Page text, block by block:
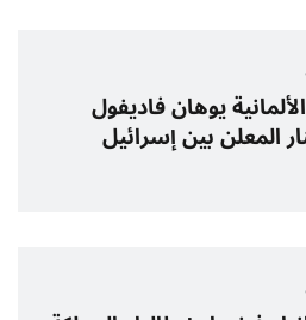
يوهان فاديفول
المعلن بين إسرائيل